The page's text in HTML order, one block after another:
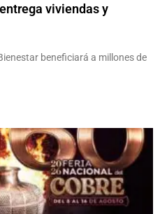
viviendas y
beneficiará a millones de